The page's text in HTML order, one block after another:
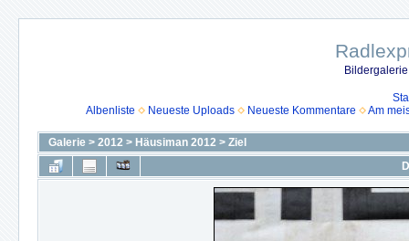
Albenliste
Neueste Uploads Neueste Kommentare Am
Galerie > 2012 > Häusiman 2012 > Ziel